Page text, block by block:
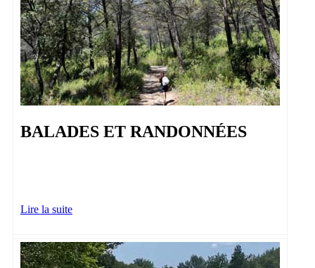
BALADES ET RANDONNÉES
Lire la suite